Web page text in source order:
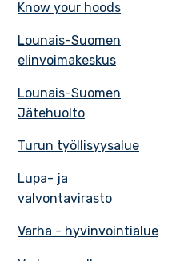
Know your hoods
Lounais-Suomen
elinvoimakeskus
Lounais-Suomen
Jätehuolto
Turun työllisyysalue
Lupa- ja
valvontavirasto
Varha - hyvinvointialue